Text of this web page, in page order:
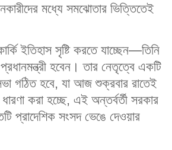
মধ্যে সমঝোতার ভিত্তিতেই
ইতিহাস সৃষ্টি করতে যাচ্ছেন—তিনি
হবেন। তার নেতৃত্বে একটি
গঠিত হবে, যা আজ শুক্রবার রাতেই
করা হচ্ছে, এই অন্তর্বর্তী সরকার
প্রাদেশিক সংসদ ভেঙে দেওয়ার